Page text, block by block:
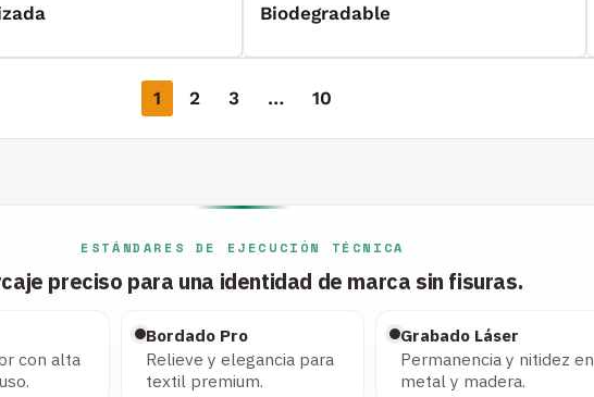
Biodegradable
1 2 3 … 10
ESTÁNDARES DE EJECUCIÓN TÉCNICA
preciso para una identidad de marca sin fisuras.
con alta
Bordado Pro
Relieve y elegancia para
textil premium.
Grabado Láser
Permanencia y nitidez en
metal y madera.